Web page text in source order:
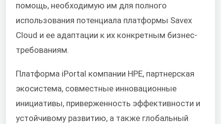
помощь, необходимую им для полного
использования потенциала платформы Savex
Cloud и ее адаптации к их конкретным бизнес-
требованиям.
Платформа iPortal компании HPE, партнерская
экосистема, совместные инновационные
инициативы, приверженность эффективности и
устойчивому развитию, а также глобальный